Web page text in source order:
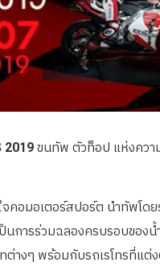
2019 ขนทัพ ตัวท็อป แห่งควา
คอมอเตอร์สปอร์ต นำทัพโด
นการร่วมฉลองครบรอบขอ
ทต่างๆ พร้อมกับรถเรโทรที่